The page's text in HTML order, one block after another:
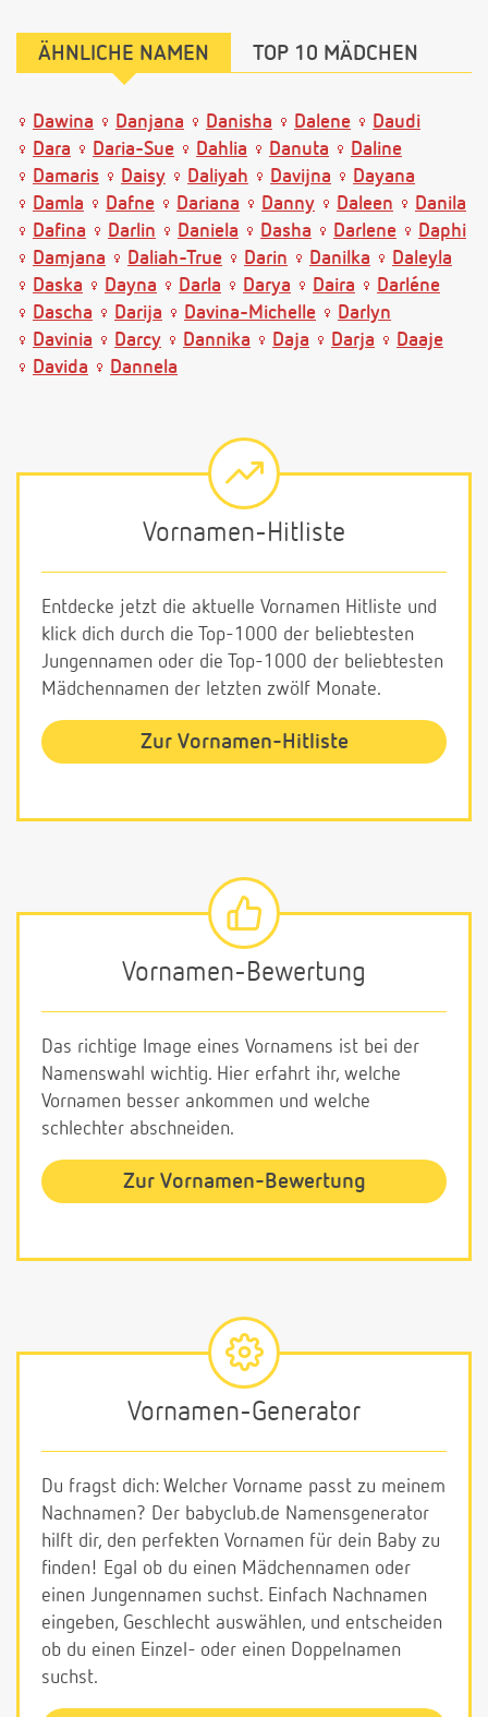
ÄHNLICHE NAMEN TOP 10 MÄDCHEN
Dawina Danjana Danisha Dalene
Daudi
Dara
Daria-Sue Dahlia Danuta
Daline
Damaris
Daisy Daliyah Davijna
Dayana
Damla
Dafne Dariana Danny Daleen
Danila
Dafina
Darlin Daniela Dasha Darlene
Daphi
Damjana
Daliah-True Darin Danilka
Daleyla
Daska
Dayna Darla Darya Daira
Darléne
Dascha
Darija Davina-Michelle
Darlyn
Davinia
Darcy Dannika Daja Darja
Daaje
Davida
Dannela
Vornamen-Hitliste
Entdecke jetzt die aktuelle Vornamen Hitliste und
klick dich durch die Top-1000 der beliebtesten
Jungennamen oder die Top-1000 der beliebtesten
Mädchennamen der letzten zwölf Monate.
Zur Vornamen-Hitliste
Vornamen-Bewertung
Das richtige Image eines Vornamens ist bei der
Namenswahl wichtig. Hier erfahrt ihr, welche
Vornamen besser ankommen und welche
schlechter abschneiden.
Zur Vornamen-Bewertung
Vornamen-Generator
Du fragst dich: Welcher Vorname passt zu meinem
Nachnamen? Der babyclub.de Namensgenerator
hilft dir, den perfekten Vornamen für dein Baby zu
finden! Egal ob du einen Mädchennamen oder
einen Jungennamen suchst. Einfach Nachnamen
eingeben, Geschlecht auswählen, und entscheiden
ob du einen Einzel- oder einen Doppelnamen
suchst.